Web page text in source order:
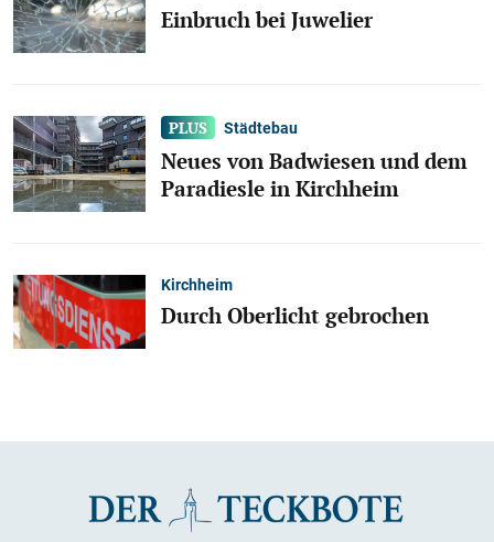
Einbruch bei Juwelier
Städtebau
Neues von Badwiesen und dem
Paradiesle in Kirchheim
Kirchheim
Durch Oberlicht gebrochen